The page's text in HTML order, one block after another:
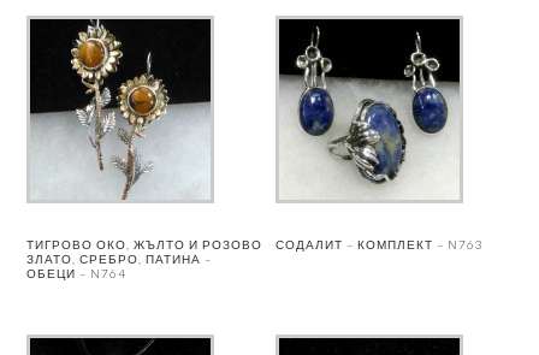
ТИГРОВО ОКО, ЖЪЛТО И РОЗОВО
ЗЛАТО, СРЕБРО, ПАТИНА –
ОБЕЦИ – N764
СОДАЛИТ – КОМПЛЕКТ – N763